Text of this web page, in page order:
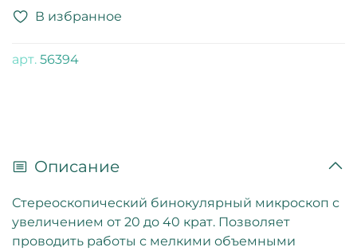
В избранное
арт. 56394
Описание
Стереоскопический бинокулярный микроскоп с
увеличением от 20 до 40 крат. Позволяет
проводить работы с мелкими объемными